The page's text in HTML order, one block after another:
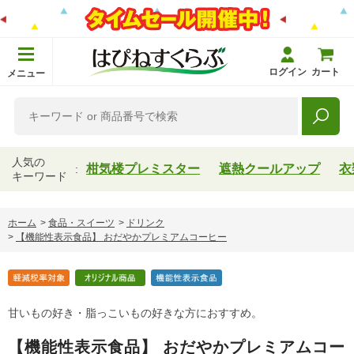
メニュー ログイン カート
人気の
キーワード
柑気楼プレミスター 遮熱クールアップ 衣
ホーム > 食品・スイーツ > ドリンク
>
【機能性表示食品】 おだやかプレミアムコーヒー
甘いもの好き・脂っこいもの好きな方におすすめ。
【機能性表示食品】 おだやかプレミアムコー